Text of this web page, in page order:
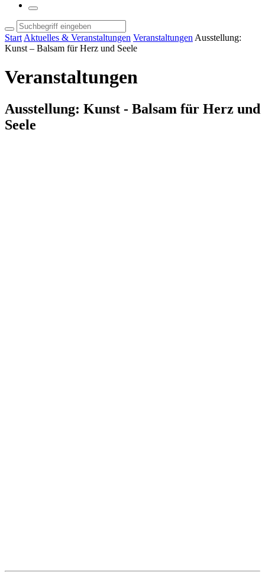
Start Aktuelles & Veranstaltungen Veranstaltungen Ausstellung:
Kunst – Balsam für Herz und Seele
Veranstaltungen
Ausstellung: Kunst - Balsam für Herz und
Seele